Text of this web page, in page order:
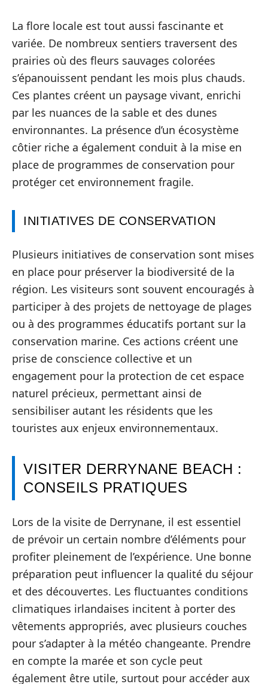
La flore locale est tout aussi fascinante et
variée. De nombreux sentiers traversent des
prairies où des fleurs sauvages colorées
s’épanouissent pendant les mois plus chauds.
Ces plantes créent un paysage vivant, enrichi
par les nuances de la sable et des dunes
environnantes. La présence d’un écosystème
côtier riche a également conduit à la mise en
place de programmes de conservation pour
protéger cet environnement fragile.
INITIATIVES DE CONSERVATION
Plusieurs initiatives de conservation sont mises
en place pour préserver la biodiversité de la
région. Les visiteurs sont souvent encouragés à
participer à des projets de nettoyage de plages
ou à des programmes éducatifs portant sur la
conservation marine. Ces actions créent une
prise de conscience collective et un
engagement pour la protection de cet espace
naturel précieux, permettant ainsi de
sensibiliser autant les résidents que les
touristes aux enjeux environnementaux.
VISITER DERRYNANE BEACH :
CONSEILS PRATIQUES
Lors de la visite de Derrynane, il est essentiel
de prévoir un certain nombre d’éléments pour
profiter pleinement de l’expérience. Une bonne
préparation peut influencer la qualité du séjour
et des découvertes. Les fluctuantes conditions
climatiques irlandaises incitent à porter des
vêtements appropriés, avec plusieurs couches
pour s’adapter à la météo changeante. Prendre
en compte la marée et son cycle peut
également être utile, surtout pour accéder aux